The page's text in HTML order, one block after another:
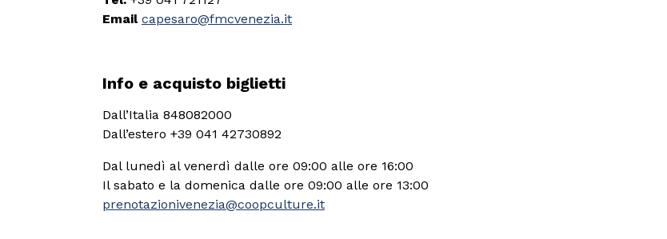
Email capesaro@fmcvenezia.it
Info e acquisto biglietti
Dall’Italia 848082000
Dall’estero +39 041 42730892
Dal lunedì al venerdì dalle ore 09:00 alle ore 16:00
Il sabato e la domenica dalle ore 09:00 alle ore 13:00
prenotazionivenezia@coopculture.it